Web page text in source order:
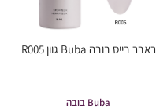
ראבר בייס בובה Buba גוון R005
Buba בובה